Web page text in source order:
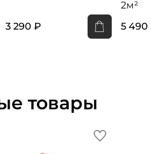
3 290 ₽
2м²
5 490
товары